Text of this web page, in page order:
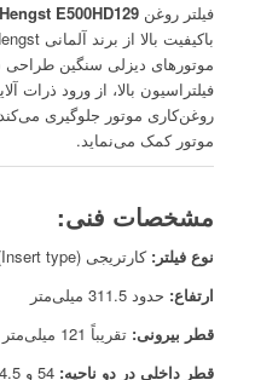
فیلتر روغن Hengst E500HD129
موتورهای دیزلی سنگین طراحی
فیلتراسیون بالا، از ورود ذرات
روغن‌کاری موتور جلوگیری
موتور کمک می‌نماید.
مشخصات فنی:
نوع فیلتر: کارتریجی (Insert type)
ارتفاع: حدود 311.5 میلی‌متر
قطر بیرونی: تقریباً 121 میلی‌متر
قطر داخلی در دو ناحیه: